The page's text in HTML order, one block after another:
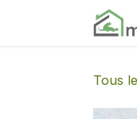
Se rendre au contenu
Tous